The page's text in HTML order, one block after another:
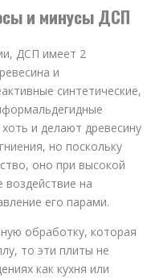
и минусы ДСП
ДСП имеет 2
и
синтетические,
и делают древесину
но поскольку
оно при высокой
воздействие на
его парами.
обработку, которая
то эти плиты не
как кухня или